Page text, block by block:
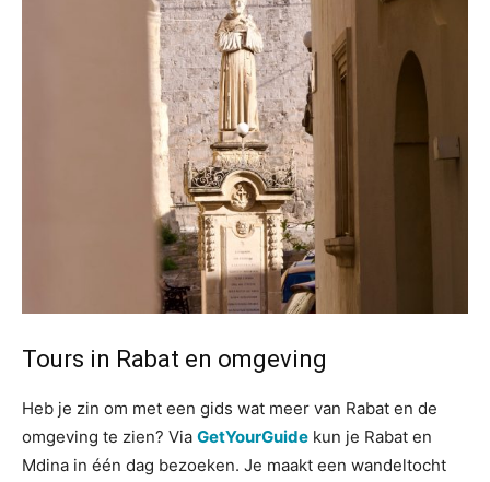
Tours in Rabat en omgeving
Heb je zin om met een gids wat meer van Rabat en de
omgeving te zien? Via GetYourGuide kun je Rabat en
Mdina in één dag bezoeken. Je maakt een wandeltocht